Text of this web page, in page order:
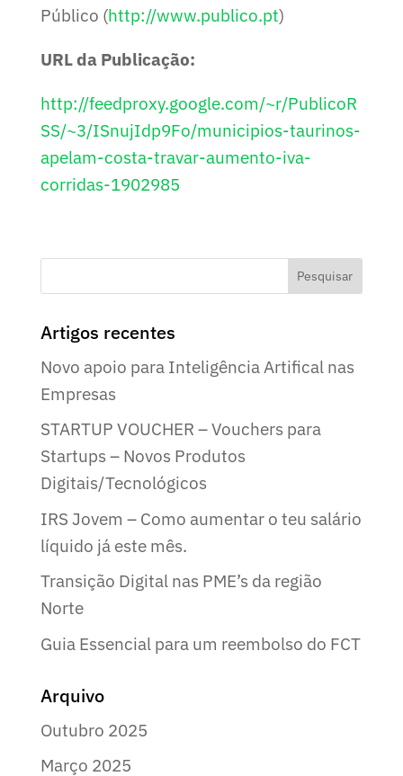
Público (http://www.publico.pt)
URL da Publicação:
http://feedproxy.google.com/~r/PublicoR
SS/~3/ISnujIdp9Fo/municipios-taurinos-
apelam-costa-travar-aumento-iva-
corridas-1902985
Artigos recentes
Novo apoio para Inteligência Artifical nas
Empresas
STARTUP VOUCHER – Vouchers para
Startups – Novos Produtos
Digitais/Tecnológicos
IRS Jovem – Como aumentar o teu salário
líquido já este mês.
Transição Digital nas PME’s da região
Norte
Guia Essencial para um reembolso do FCT
Arquivo
Outubro 2025
Março 2025